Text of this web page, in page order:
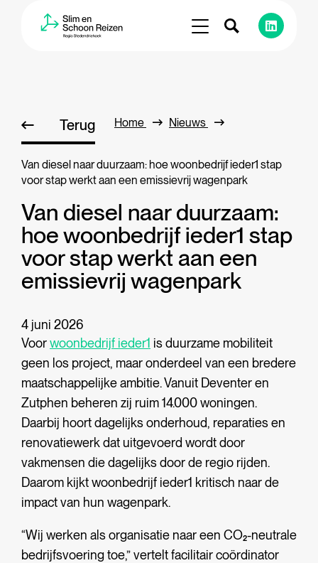
Terug Home Nieuws
Van diesel naar duurzaam: hoe woonbedrijf ieder1 stap
voor stap werkt aan een emissievrij wagenpark
Van diesel naar duurzaam:
hoe woonbedrijf ieder1 stap
voor stap werkt aan een
emissievrij wagenpark
4 juni 2026
Voorwoonbedrijf ieder1 is duurzame mobiliteit
geen los project, maar onderdeel van een bredere
maatschappelijke ambitie. Vanuit Deventer en
Zutphen beheren zij ruim 14.000 woningen.
Daarbij hoort dagelijks onderhoud, reparaties en
renovatiewerk dat uitgevoerd wordt door
vakmensen die dagelijks door de regio rijden.
Daarom kijkt woonbedrijf ieder1 kritisch naar de
impact van hun wagenpark.
“Wij werken als organisatie naar een CO₂-neutrale
bedrijfsvoering toe,” vertelt facilitair coördinator